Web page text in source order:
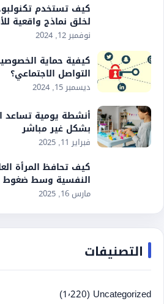
كيف تستخدم
لخلق نماذج واقعية
نوفمبر 12, 2024
كيفية حماية
التواصل الاجتماعي؟
ديسمبر 15, 2024
أنشطة يومية تساعد
بشكل غير مباشر
فبراير 11, 2025
كيف تحافظ المرأة
النفسية وسط ضغوط
مارس 16, 2025
التصنيفات
Uncategorized (1٬220)